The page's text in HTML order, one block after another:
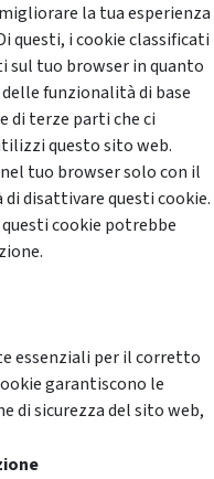
la tua esperienza
questi, i cookie classificati
sul tuo browser in quanto
funzionalità di base
di terze parti che ci
questo sito web.
tuo browser solo con il
disattivare questi cookie.
cookie potrebbe
essenziali per il corretto
garantiscono le
di sicurezza del sito web,